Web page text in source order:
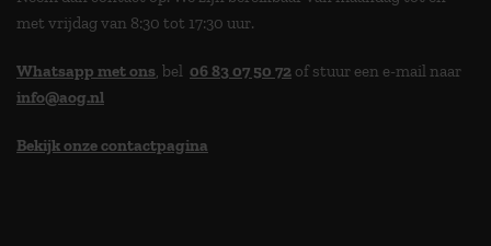
met vrijdag van 8:30 tot 17:30 uur.
Whatsapp met ons, bel 06 83 07 50 72 of stuur een e-mail naar
info@aog.nl
Bekijk onze contactpagina